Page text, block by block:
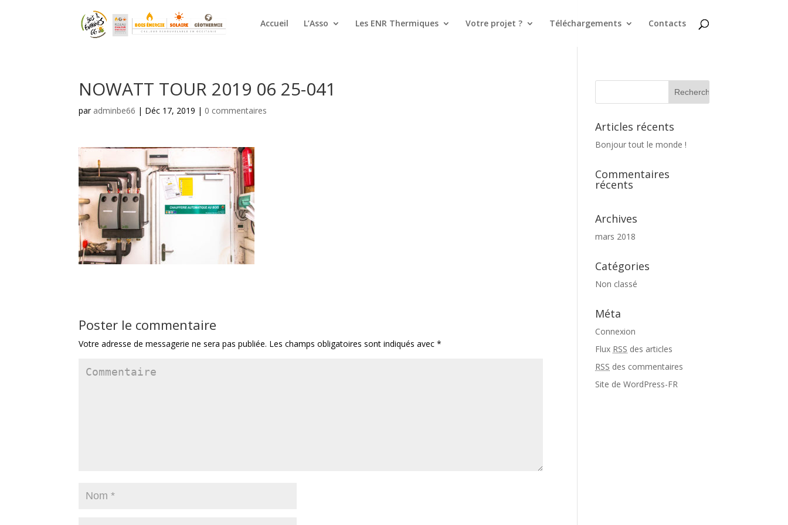
Accueil L’Asso Les ENR Thermiques Votre projet ? Téléchargements Contacts
NOWATT TOUR 2019 06 25-041
par adminbe66 | Déc 17, 2019 | 0 commentaires
Poster le commentaire
Votre adresse de messagerie ne sera pas publiée. Les champs obligatoires sont indiqués avec*
Articles récents
Bonjour tout le monde !
Commentaires
récents
Archives
mars 2018
Catégories
Non classé
Méta
Connexion
Flux RSS des articles
RSS des commentaires
Site de WordPress-FR